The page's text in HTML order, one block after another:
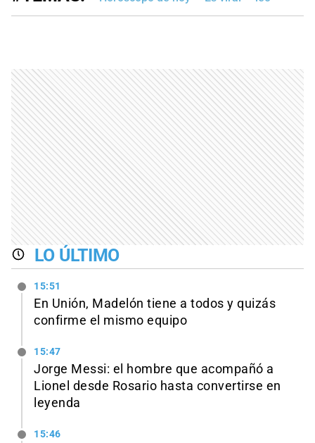
LO ÚLTIMO
15:51
En Unión, Madelón tiene a todos y quizás
confirme el mismo equipo
15:47
Jorge Messi: el hombre que acompañó a
Lionel desde Rosario hasta convertirse en
leyenda
15:46